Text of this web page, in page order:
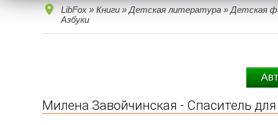
LibFox » Книги » Детская литература » Детская
Азбуки
Милена Завойчинская - Спаситель